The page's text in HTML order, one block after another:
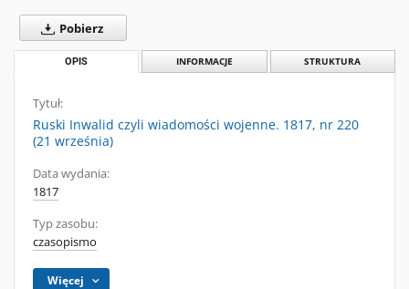
Pobierz
OPIS INFORMACJE STRUKTURA
Tytuł:
Ruski Inwalid czyli wiadomości wojenne. 1817, nr 220
(21 września)
Data wydania:
1817
Typ zasobu:
czasopismo
Więcej